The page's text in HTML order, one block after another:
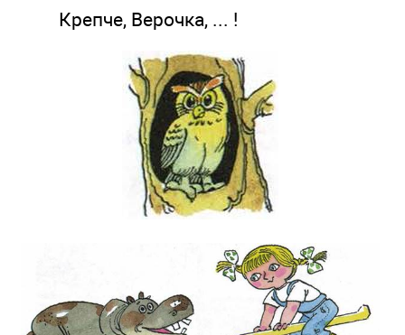
Крепче, Верочка, ... !